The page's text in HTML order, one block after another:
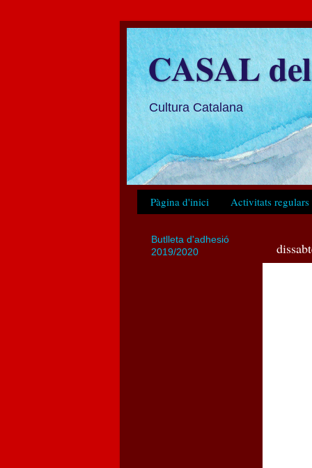
CASAL
Cultura Catalana
Pàgina d'inici Activitats regulars
Butlleta d'adhesió
2019/2020